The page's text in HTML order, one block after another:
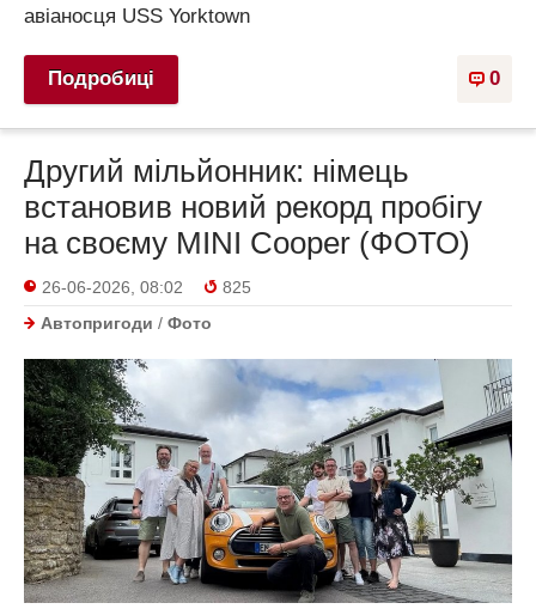
авіаносця USS Yorktown
0
Подробиці
Другий мільйонник: німець
встановив новий рекорд пробігу
на своєму MINI Cooper (ФОТО)
26-06-2026, 08:02
825
Автопригоди / Фото